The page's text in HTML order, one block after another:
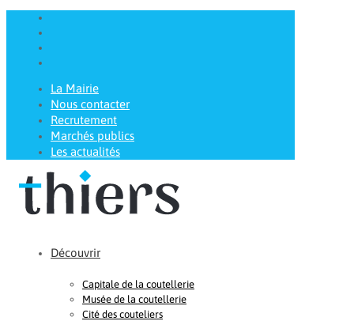
La Mairie
Nous contacter
Recrutement
Marchés publics
Les actualités
Découvrir
Capitale de la coutellerie
Musée de la coutellerie
Cité des couteliers